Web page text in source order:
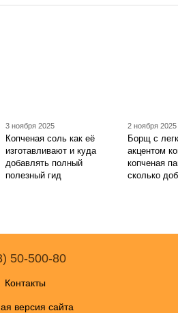
3 ноября 2025
Копченая соль как её
изготавливают и куда
добавлять полный
полезный гид
2 ноября 2025
Борщ с
акцентом
копченая
сколько
50-500-80
Контакты
версия сайта